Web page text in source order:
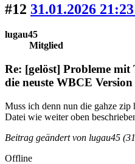
#12 31.01.2026
lugau45
Mitglied
Re: [gelöst] Probleme
die neuste WBCE Version
Muss ich denn nun die gahze zip
Datei wie weiter oben
Beitrag geändert von lugau45
Offline